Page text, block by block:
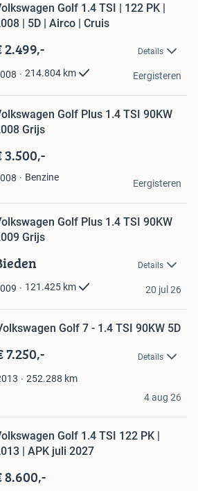
Golf 1.4 TSI | 122 PK |
| 5D | Airco | Cruis
2.499,- Details
214.804 km Eergisteren
Golf Plus 1.4 TSI 90KW
Grijs
3.500,-
Benzine
Eergisteren
Golf Plus 1.4 TSI 90KW
Grijs
Details
121.425 km 20 jul 26
Golf 7 - 1.4 TSI 90KW 5D
7.250,- Details
252.288 km
4 aug 26
Golf 1.4 TSI 122 PK |
| APK juli 2027
8.600,-